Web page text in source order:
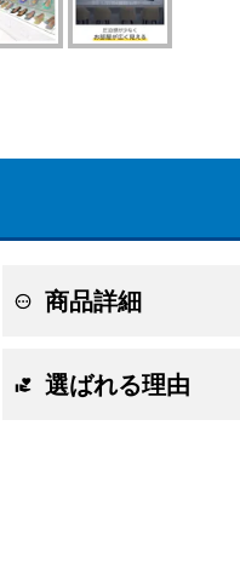
商品詳細
選ばれる理由